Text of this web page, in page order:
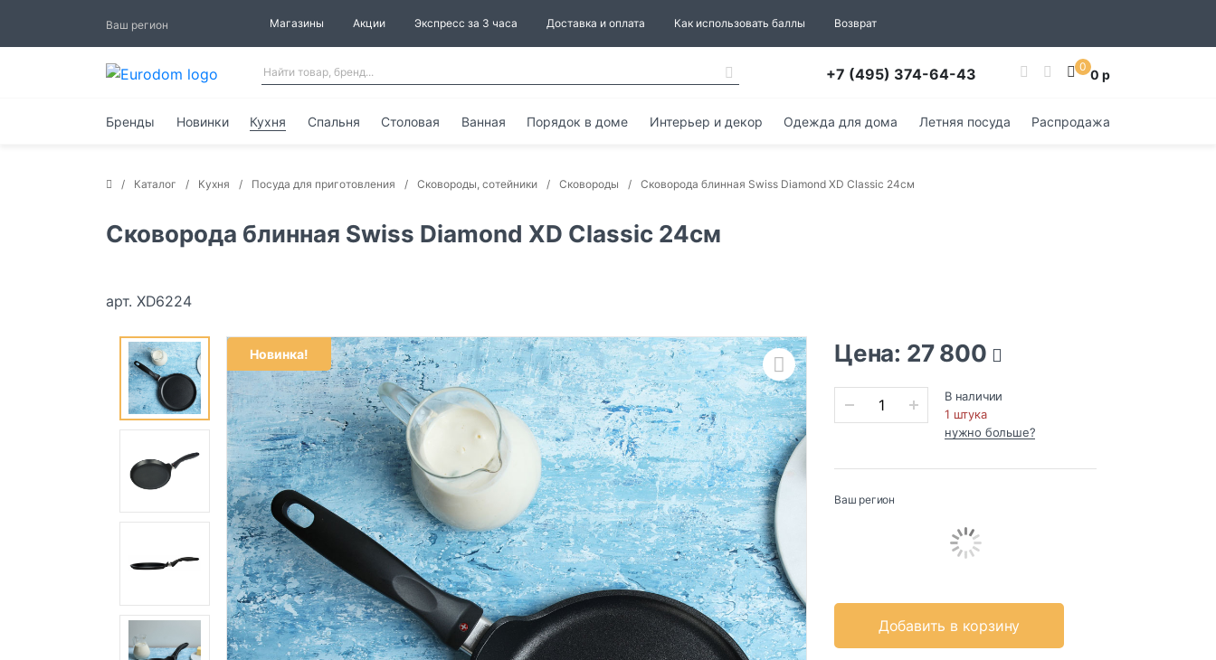
Ваш регион Магазины Акции Экспресс за 3 часа Доставка и оплата Как использовать баллы Возврат
+7 (495) 374-64-43 0 0 р
Бренды Новинки Кухня Спальня Столовая Ванная Порядок в доме Интерьер и декор Одежда для дома Летняя посуда Распродажа
Каталог Кухня Посуда для приготовления Сковороды, сотейники Сковороды Сковорода блинная Swiss Diamond XD Classic 24см
Сковорода блинная Swiss Diamond XD Classic 24см
арт. XD6224
Новинка! Цена: 27 800
В наличии
1 штука
нужно больше?
Ваш регион
Добавить в корзину